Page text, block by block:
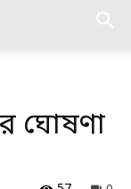
ঘোষণা